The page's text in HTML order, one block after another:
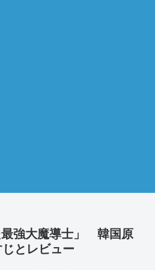
最強大魔導士」 韓国原
とレビュー